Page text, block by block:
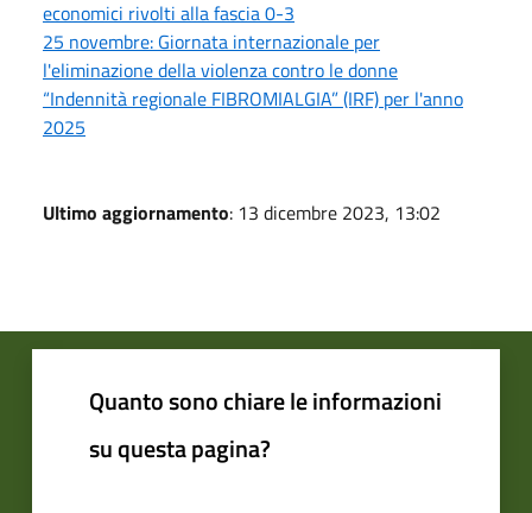
economici rivolti alla fascia 0-3
25 novembre: Giornata internazionale per
l'eliminazione della violenza contro le donne
“Indennità regionale FIBROMIALGIA” (IRF) per l'anno
2025
Ultimo aggiornamento: 13 dicembre 2023, 13:02
Quanto sono chiare le informazioni
su questa pagina?